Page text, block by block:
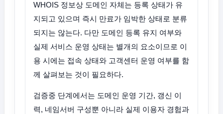
WHOIS 정보상 도메인 자체는 등록 상태가 유
지되고 있으며 즉시 만료가 임박한 상태로 분류
되지는 않는다. 다만 도메인 등록 유지 여부와
실제 서비스 운영 상태는 별개의 요소이므로 이
용 시에는 접속 상태와 고객센터 운영 여부를 함
께 살펴보는 것이 필요하다.
검증중 단계에서는 도메인 운영 기간, 갱신 이
력, 네임서버 구성뿐 아니라 실제 이용자 경험과